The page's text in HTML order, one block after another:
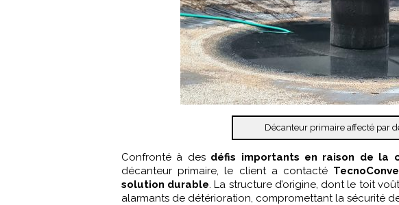
Décanteur primaire affecté par
Confronté à des défis importants en raison de la
décanteur primaire, le client a contacté
solution durable. La structure d’origine, dont le toit
alarmants de détérioration, compromettant la sécurité